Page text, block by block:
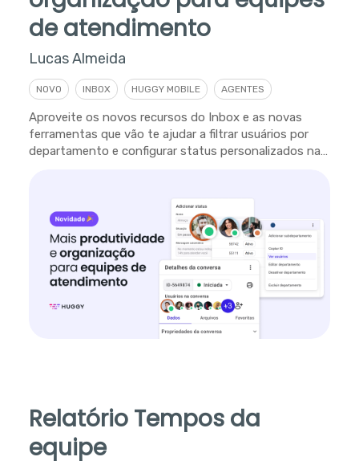
de atendimento
Lucas Almeida
NOVO INBOX HUGGY MOBILE AGENTES
Aproveite os novos recursos do Inbox e as novas
ferramentas que vão te ajudar a filtrar usuários por
departamento e configurar status personalizados na
Relatório Tempos da
equipe